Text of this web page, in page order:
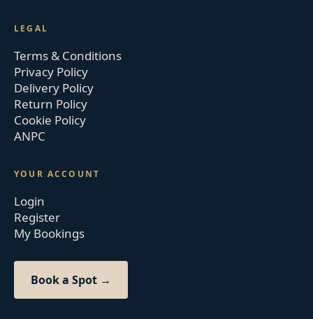
LEGAL
Terms & Conditions
Privacy Policy
Delivery Policy
Return Policy
Cookie Policy
ANPC
YOUR ACCOUNT
Login
Register
My Bookings
Book a Spot →